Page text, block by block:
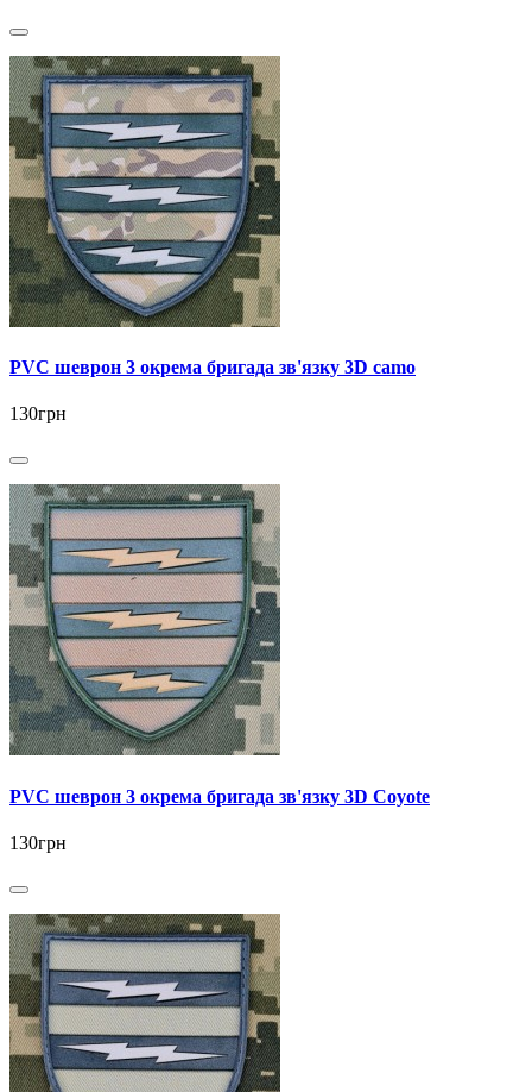
PVC шеврон 3 окрема бригада зв'язку 3D camo
130грн
PVC шеврон 3 окрема бригада зв'язку 3D Coyote
130грн